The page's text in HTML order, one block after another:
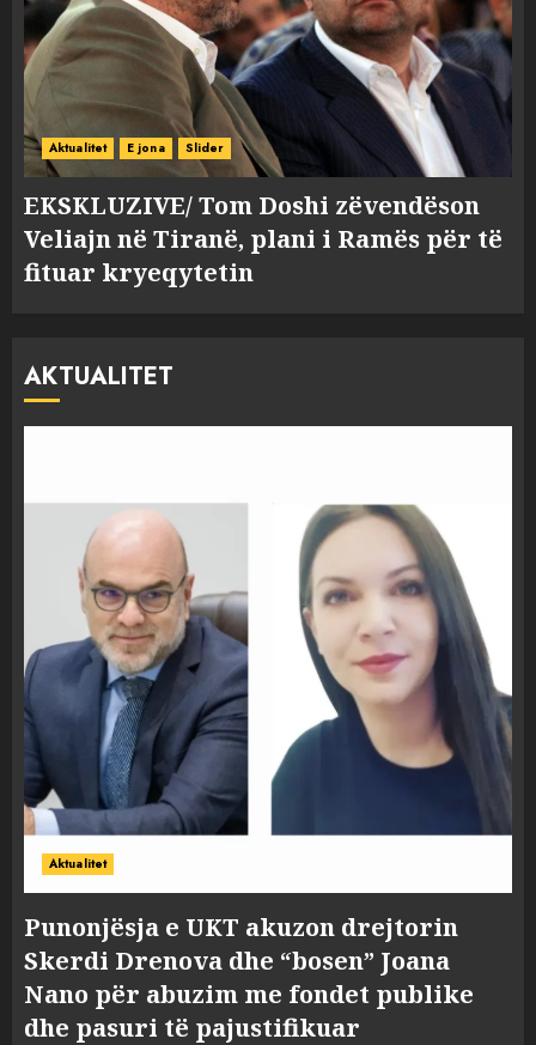
Aktualitet E jona Slider
EKSKLUZIVE/ Tom Doshi zëvendëson
Veliajn në Tiranë, plani i Ramës për të
fituar kryeqytetin
AKTUALITET
Aktualitet
Punonjësja e UKT akuzon drejtorin
Skerdi Drenova dhe “bosen” Joana
Nano për abuzim me fondet publike
dhe pasuri të pajustifikuar